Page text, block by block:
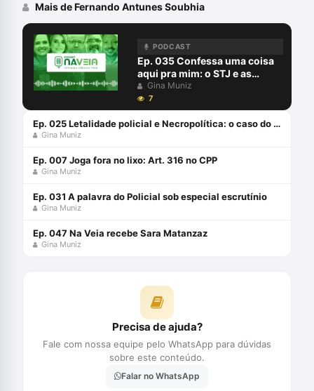
Mais de Fernando Antunes Soubhia
PODCAST
Ep. 035 Confessa uma coisa
aqui pra mim: o STJ e as
confissões informais
Gina Muniz
7
Ep. 025 Letalidade policial e Necropolítica: o caso do Guarujá
Gina Muniz
Ep. 007 Joga fora no lixo: Art. 316 no CPP
Gina Muniz
Ep. 031 A palavra do Policial sob especial escrutínio
Gina Muniz
Ep. 047 Na Veia recebe Sara Matanzaz
Gina Muniz
Precisa de ajuda?
Fale com nossa equipe pelo WhatsApp para dúvidas
sobre este conteúdo.
Falar no WhatsApp